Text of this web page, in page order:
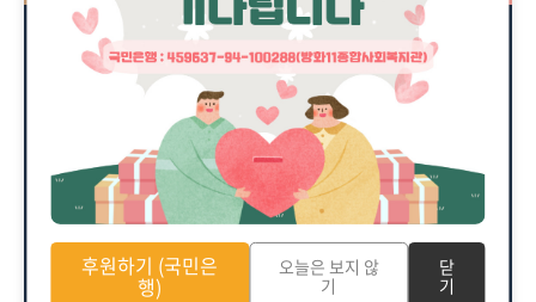
후원하기 (국민은
행)
오늘은 보지 않
기
닫
기